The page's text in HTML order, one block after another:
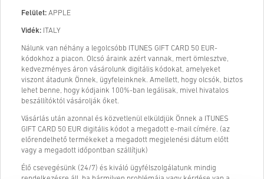
Felület: APPLE
Vidék: ITALY
Nálunk van néhány a legolcsóbb ITUNES GIFT CARD 50 EUR-
kódokhoz a piacon. Olcsó áraink azért vannak, mert ömlesztve,
kedvezményes áron vásárolunk digitális kódokat, amelyeket
viszont átadunk Önnek, ügyfeleinknek. Amellett, hogy olcsók, biztos
lehet benne, hogy kódjaink 100%-ban legálisak, mivel hivatalos
beszállítóktól vásárolják őket.
Vásárlás után azonnal és közvetlenül elküldjük Önnek a ITUNES
GIFT CARD 50 EUR digitális kódot a megadott e-mail címére. (az
előrendelhető termékeket a megadott megjelenési dátum előtt
vagy a megadott időpontban szállítjuk)
Élő csevegésünk (24/7) és kiváló ügyfélszolgálatunk mindig